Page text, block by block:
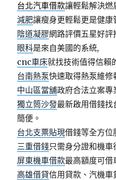
台北汽車借款讓輕鬆解決燃
減肥讓瘦身更輕鬆更是健康
陰道凝膠網路評價五星好評
眼科是來自美國的系統,
cnc車床就找技術值得信賴
台南熱泵快速取得熱泵維修
中山區當舖政府合法立案專
獨立筒沙發最新啟用借錢
簡便。
台北支票貼現借錢等全方位
三重借錢只需身分證和機車
屏東機車借款最高額度可借
高雄借貸信用貸款、汽機車